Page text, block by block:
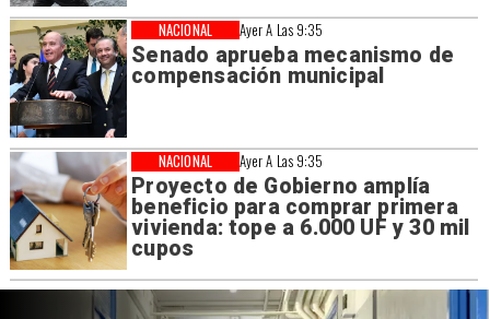
Ayer A Las 9:35
Senado aprueba mecanismo de
compensación municipal
NACIONAL
Ayer A Las 9:35
Proyecto de Gobierno amplía
beneficio para comprar primera
vivienda: tope a 6.000 UF y 30 mil
cupos
NACIONAL